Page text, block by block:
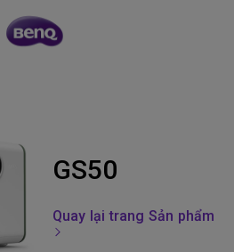
GS50
Quay lại trang Sản phẩm